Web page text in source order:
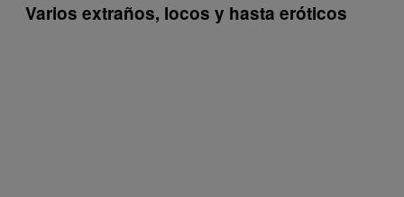
Varios extraños, locos y hasta eróticos